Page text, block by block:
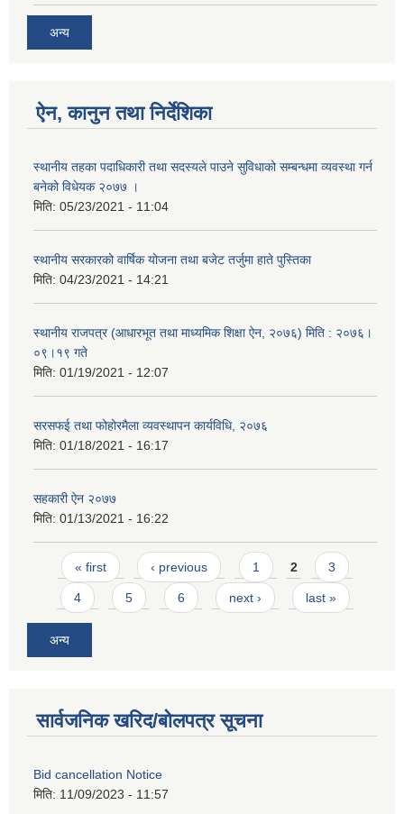
अन्य
ऐन, कानुन तथा निर्देशिका
स्थानीय तहका पदाधिकारी तथा सदस्यले पाउने सुविधाको सम्बन्धमा व्यवस्था गर्न
बनेको विधेयक २०७७ ।
मिति: 05/23/2021 - 11:04
स्थानीय सरकारको वार्षिक योजना तथा बजेट तर्जुमा हाते पुस्तिका
मिति: 04/23/2021 - 14:21
स्थानीय राजपत्र (आधारभूत तथा माध्यमिक शिक्षा ऐन, २०७६) मिति : २०७६।
०९।१९ गते
मिति: 01/19/2021 - 12:07
सरसफई तथा फोहोरमैला व्यवस्थापन कार्यविधि, २०७६
मिति: 01/18/2021 - 16:17
सहकारी ऐन २०७७
मिति: 01/13/2021 - 16:22
Pages
« first ‹ previous 1 2 3
4 5 6 next › last »
अन्य
सार्वजनिक खरिद/बोलपत्र सूचना
Bid cancellation Notice
मिति: 11/09/2023 - 11:57